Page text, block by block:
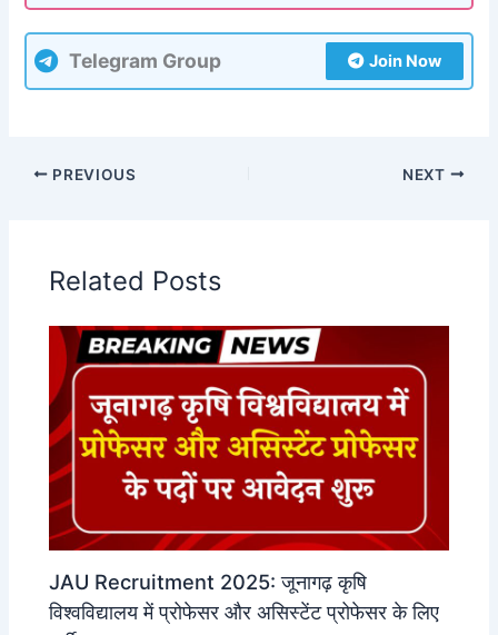
Telegram Group Join Now
PREVIOUS NEXT
Related Posts
JAU Recruitment 2025: जूनागढ़ कृषि
विश्वविद्यालय में प्रोफेसर और असिस्टेंट प्रोफेसर के लिए